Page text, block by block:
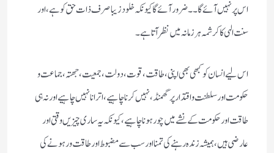
اس پر نہیں آئے گا۔۔ ضرور آئے گا کیونکہ خلود زیبا صرف ذات حق کو ہے، اور
سنت الہی کا کرشمہ ہر زمانہ میں نظر آتا ہے۔
اس لیے انسان کو کبھی بھی اپنی، طاقت، قوت، دولت، جمعیت، جھتہ، جماعت و
حکومت اور سلطنت و اقتدار پر گھمنڈ، نہیں کرنا چاہیے ،اترانا نہیں چاہیے اور نہ ہی
طاقت اور حکومت کے نشے میں چور ہونا چاہیے ، کیونکہ یہ ساری چیزیں وقتی اور
عارضی ہیں، ہمیشہ زندہ رہنے کی تمنا اور سب سے مضبوط اور طاقت ور ہونے کی